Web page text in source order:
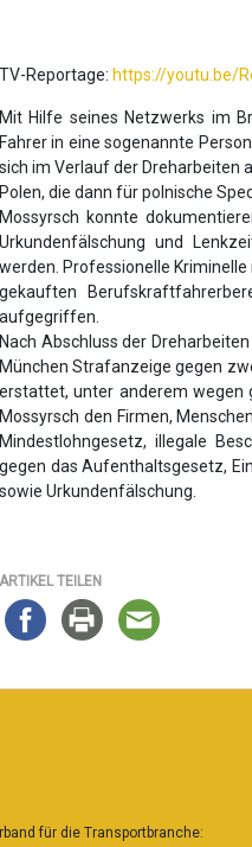
TV-Reportage: https://youtu.be/
Mit Hilfe seines Netzwerks im
Fahrer in eine sogenannte
sich im Verlauf der Dreharbeiten
Polen, die dann für polnische
Mossyrsch konnte
Urkundenfälschung und
werden. Professionelle
gekauften
aufgegriffen.
Nach Abschluss der
München Strafanzeige gegen
erstattet, unter anderem wegen
Mossyrsch den Firmen,
Mindestlohngesetz, illegale
gegen das Aufenthaltsgesetz,
sowie Urkundenfälschung.
ARTIKEL TEILEN
für die Transportbranche: